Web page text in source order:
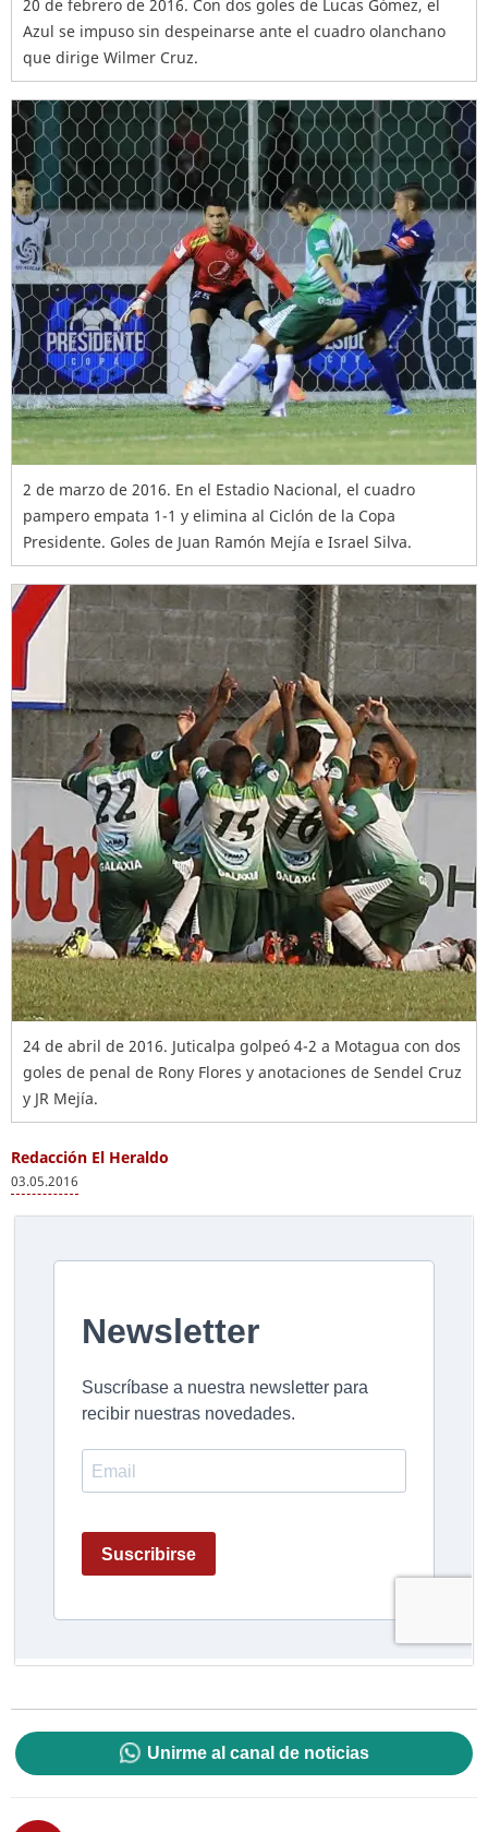
20 de febrero de 2016. Con dos goles de Lucas Gómez, el
Azul se impuso sin despeinarse ante el cuadro olanchano
que dirige Wilmer Cruz.
2 de marzo de 2016. En el Estadio Nacional, el cuadro
pampero empata 1-1 y elimina al Ciclón de la Copa
Presidente. Goles de Juan Ramón Mejía e Israel Silva.
24 de abril de 2016. Juticalpa golpeó 4-2 a Motagua con dos
goles de penal de Rony Flores y anotaciones de Sendel Cruz
y JR Mejía.
Redacción El Heraldo
03.05.2016
Unirme al canal de noticias